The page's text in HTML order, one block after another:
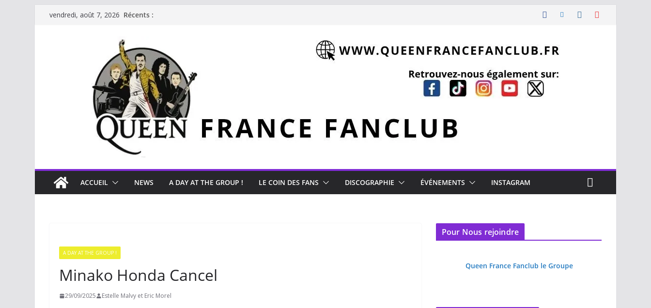
vendredi, août 7, 2026 Récents :
ACCUEIL NEWS A DAY AT THE GROUP ! LE COIN DES FANS DISCOGRAPHIE ÉVÉNEMENTS INSTAGRAM
A DAY AT THE GROUP !
Minako Honda Cancel
29/09/2025 Estelle Malvy et Eric Morel
Pour Nous rejoindre
Queen France Fanclub le Groupe